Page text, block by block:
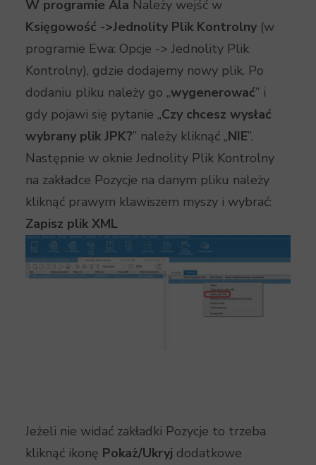
W programie Ala Należy wejść w
Księgowość ->Jednolity Plik Kontrolny (w
programie Ewa: Opcje -> Jednolity Plik
Kontrolny), gdzie dodajemy nowy plik. Po
dodaniu pliku należy go „wygenerować” i
gdy pojawi się pytanie „Czy chcesz wysłać
wybrany plik JPK?” należy kliknąć „NIE”.
Następnie w oknie Jednolity Plik Kontrolny
na zakładce Pozycje na danym pliku należy
kliknąć prawym klawiszem myszy i wybrać:
Zapisz plik XML
Jeżeli nie widać zakładki Pozycje to trzeba
kliknąć ikonę Pokaż/Ukryj dodatkowe